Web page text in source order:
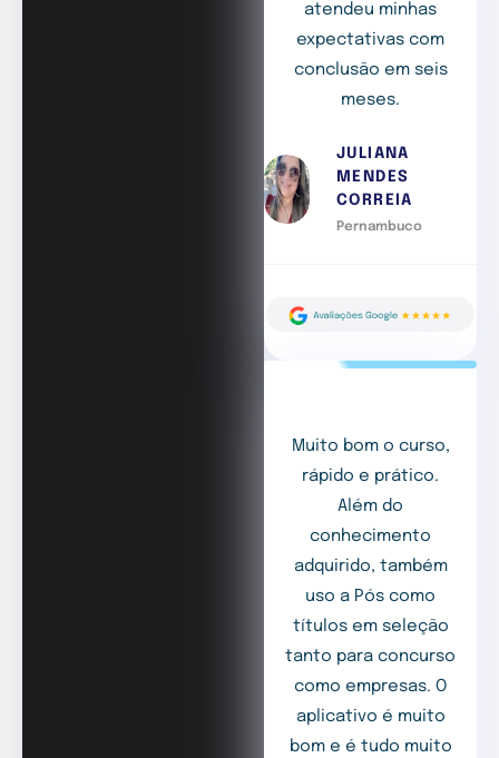
atendeu minhas
expectativas com
conclusão em seis
meses.
JULIANA
MENDES
CORREIA
Pernambuco
Muito bom o curso,
rápido e prático.
Além do
conhecimento
adquirido, também
uso a Pós como
títulos em seleção
tanto para concurso
como empresas. O
aplicativo é muito
bom e é tudo muito